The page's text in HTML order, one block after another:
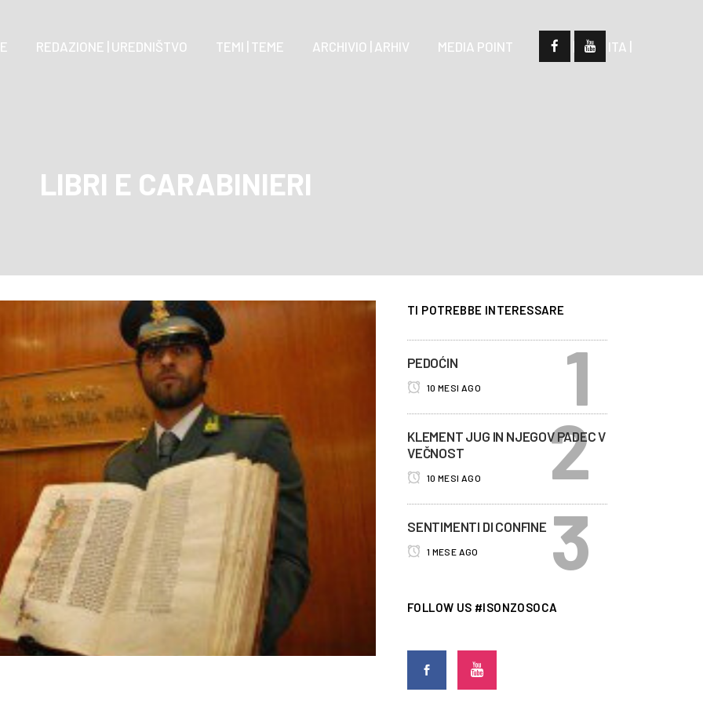
REDAZIONE | UREDNIŠTVO TEMI | TEME ARCHIVIO | ARHIV MEDIA POINT | SLO | | ITA |
LIBRI E CARABINIERI
TI POTREBBE INTERESSARE
PEDOĆIN
10 MESI AGO
KLEMENT JUG IN NJEGOV PADEC V
VEČNOST
10 MESI AGO
SENTIMENTI DI CONFINE
1 MESE AGO
FOLLOW US #ISONZOSOCA